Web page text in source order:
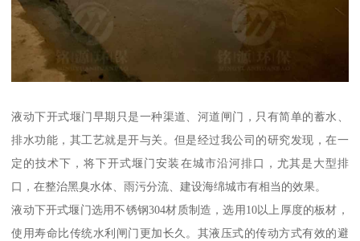
液动下开式堰门早期只是一种渠道、河道闸门，只有简单的蓄水、
排水功能，其工艺就是开与关。但是经过我公司的研究发现，在一
定的技术下，将下开式堰门安装在城市沿河排口，尤其是大型排
口，在整治黑臭水体、雨污分流、建设海绵城市有相当的效果。
液动下开式堰门选用不锈钢304材质制造，选用10以上厚度的板材，
使用寿命比传统水利闸门更加长久。其液压式的传动方式有效的避